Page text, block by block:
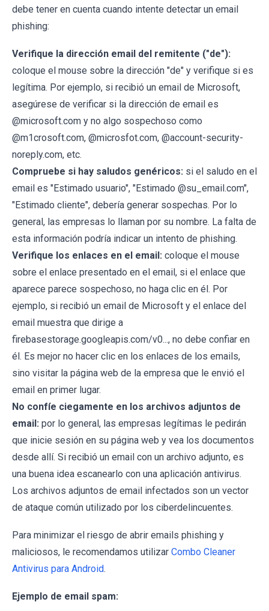
debe tener en cuenta cuando intente detectar un email
phishing:
Verifique la dirección email del remitente ("de"):
coloque el mouse sobre la dirección "de" y verifique si es
legítima. Por ejemplo, si recibió un email de Microsoft,
asegúrese de verificar si la dirección de email es
@microsoft.com y no algo sospechoso como
@m1crosoft.com, @microsfot.com, @account-security-
noreply.com, etc.
Compruebe si hay saludos genéricos: si el saludo en el
email es "Estimado usuario", "Estimado @su_email.com",
"Estimado cliente", debería generar sospechas. Por lo
general, las empresas lo llaman por su nombre. La falta de
esta información podría indicar un intento de phishing.
Verifique los enlaces en el email: coloque el mouse
sobre el enlace presentado en el email, si el enlace que
aparece parece sospechoso, no haga clic en él. Por
ejemplo, si recibió un email de Microsoft y el enlace del
email muestra que dirige a
firebasestorage.googleapis.com/v0..., no debe confiar en
él. Es mejor no hacer clic en los enlaces de los emails,
sino visitar la página web de la empresa que le envió el
email en primer lugar.
No confíe ciegamente en los archivos adjuntos de
email: por lo general, las empresas legítimas le pedirán
que inicie sesión en su página web y vea los documentos
desde allí. Si recibió un email con un archivo adjunto, es
una buena idea escanearlo con una aplicación antivirus.
Los archivos adjuntos de email infectados son un vector
de ataque común utilizado por los ciberdelincuentes.
Para minimizar el riesgo de abrir emails phishing y
maliciosos, le recomendamos utilizar Combo Cleaner
Antivirus para Android.
Ejemplo de email spam: